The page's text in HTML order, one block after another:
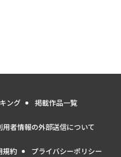
ング 掲載作品一覧
用者情報の外部送信について
規約 プライバシーポリシー